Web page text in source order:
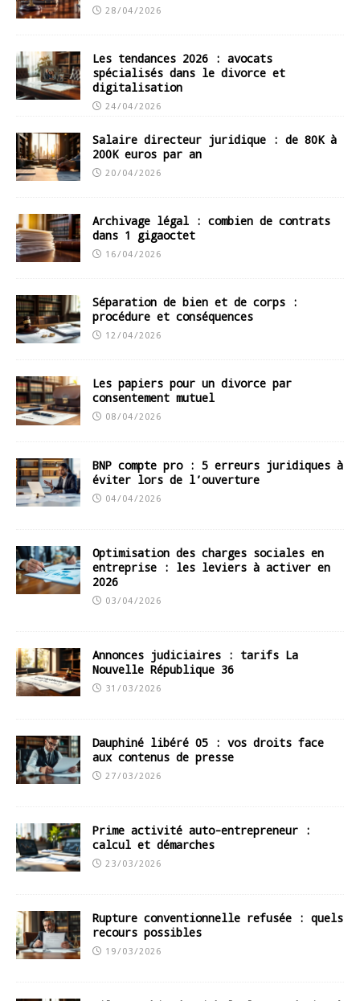
28/04/2026
Les tendances 2026 : avocats
spécialisés dans le divorce et
digitalisation
24/04/2026
Salaire directeur juridique : de 80K à
200K euros par an
20/04/2026
Archivage légal : combien de contrats
dans 1 gigaoctet
16/04/2026
Séparation de bien et de corps :
procédure et conséquences
12/04/2026
Les papiers pour un divorce par
consentement mutuel
08/04/2026
BNP compte pro : 5 erreurs juridiques à
éviter lors de l’ouverture
04/04/2026
Optimisation des charges sociales en
entreprise : les leviers à activer en
2026
03/04/2026
Annonces judiciaires : tarifs La
Nouvelle République 36
31/03/2026
Dauphiné libéré 05 : vos droits face
aux contenus de presse
27/03/2026
Prime activité auto-entrepreneur :
calcul et démarches
23/03/2026
Rupture conventionnelle refusée : quels
recours possibles
19/03/2026